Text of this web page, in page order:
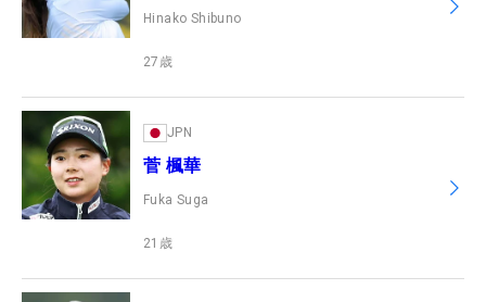
Hinako Shibuno
27 歳
JPN
菅 楓華
Fuka Suga
21 歳